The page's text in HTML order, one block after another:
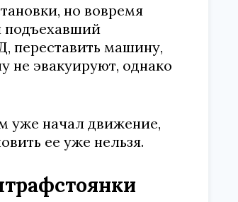
но вовремя
подъехавший
переставить машину,
не эвакуируют, однако
уже начал движение,
ее уже нельзя.